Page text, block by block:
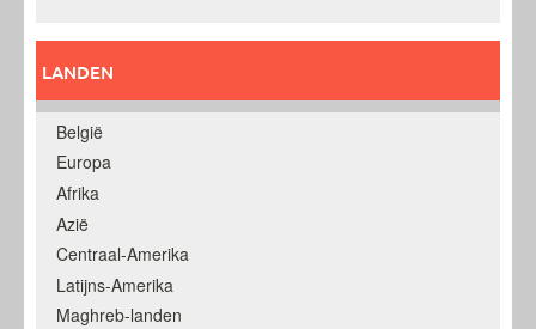
LANDEN
België
Europa
Afrika
Azië
Centraal-Amerika
Latijns-Amerika
Maghreb-landen